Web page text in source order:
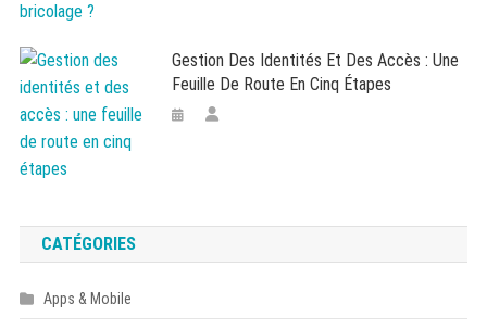
Gestion Des Identités Et Des Accès : Une
Feuille De Route En Cinq Étapes
CATÉGORIES
Apps & Mobile